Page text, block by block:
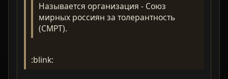
Называется организация - Союз
мирных россиян за толерантность
(СМРТ).
:blink: